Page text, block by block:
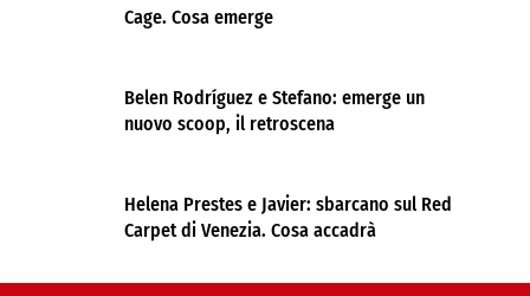
Cage. Cosa emerge
Belen Rodríguez e Stefano: emerge un
nuovo scoop, il retroscena
Helena Prestes e Javier: sbarcano sul Red
Carpet di Venezia. Cosa accadrà